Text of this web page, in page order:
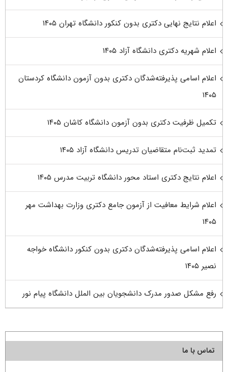
اعلام نتایج نهایی دکتری بدون کنکور دانشگاه تهران ۱۴۰۵
اعلام شهریه دکتری دانشگاه آزاد ۱۴۰۵
اعلام اسامی پذیرفته‌شدگان دکتری بدون آزمون دانشگاه کردستان
۱۴۰۵
تکمیل ظرفیت دکتری بدون آزمون دانشگاه کاشان ۱۴۰۵
تمدید ثبت‌نام متقاضیان تدریس دانشگاه آزاد ۱۴۰۵
اعلام نتایج دکتری استاد محور دانشگاه تربیت مدرس ۱۴۰۵
اعلام شرایط معافیت از آزمون جامع دکتری وزارت بهداشت مهر
۱۴۰۵
اعلام اسامی پذیرفته‌شدگان دکتری بدون کنکور دانشگاه خواجه
نصیر ۱۴۰۵
رفع مشکل صدور مدرک دانشجویان بین الملل دانشگاه پیام نور
تماس با ما